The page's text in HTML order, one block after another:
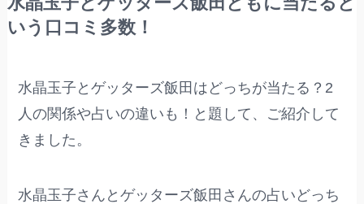
いう口コミ多数！
水晶玉子とゲッターズ飯田はどっちが当たる？2
人の関係や占いの違いも！と題して、ご紹介して
きました。
水晶玉子さんとゲッターズ飯田さんの占いどっち